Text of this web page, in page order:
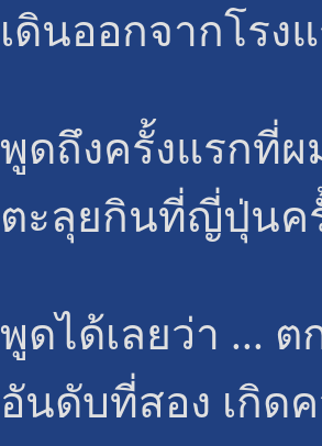
เดินออกจากโรง
พูดถึงครั้งแรกที่ผ
ตะลุยกินที่ญี่ปุ่นค
พูดได้เลยว่า ...
อันดับที่สอง เกิด